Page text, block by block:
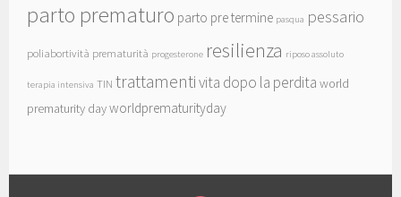
parto prematuro parto pre termine pasqua pessario
poliabortività prematurità progesterone resilienza riposo assoluto
terapia intensiva TIN trattamentivita dopo la perdita world
prematurity dayworldprematurityday